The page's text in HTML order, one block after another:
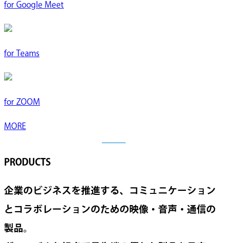
for Google Meet
for Teams
for ZOOM
MORE
PRODUCTS
企業のビジネスを推進する、コミュニケーション
とコラボレーションのための映像・音声・通信の
製品。